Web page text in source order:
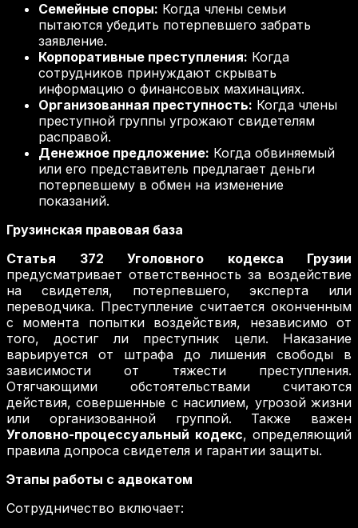
Семейные споры: Когда члены семьи
пытаются убедить потерпевшего забрать
заявление.
Корпоративные преступления: Когда
сотрудников принуждают скрывать
информацию о финансовых махинациях.
Организованная преступность: Когда члены
преступной группы угрожают свидетелям
расправой.
Денежное предложение: Когда обвиняемый
или его представитель предлагает деньги
потерпевшему в обмен на изменение
показаний.
Грузинская правовая база
Статья 372 Уголовного кодекса Грузии
предусматривает ответственность за воздействие
на свидетеля, потерпевшего, эксперта или
переводчика. Преступление считается оконченным
с момента попытки воздействия, независимо от
того, достиг ли преступник цели. Наказание
варьируется от штрафа до лишения свободы в
зависимости от тяжести преступления.
Отягчающими обстоятельствами считаются
действия, совершенные с насилием, угрозой жизни
или организованной группой. Также важен
Уголовно-процессуальный кодекс, определяющий
правила допроса свидетеля и гарантии защиты.
Этапы работы с адвокатом
Сотрудничество включает: